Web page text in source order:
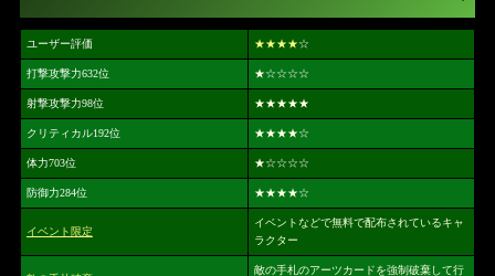
ユーザー評価 ★★★★☆
打撃攻撃力632位 ★☆☆☆☆
射撃攻撃力98位 ★★★★★
クリティカル192位 ★★★★☆
体力703位 ★☆☆☆☆
防御力284位 ★★★★☆
イベント限定
イベントなどで無料で配布されているキャ
ラクター
敵の手札のアーツカードを強制破棄して行